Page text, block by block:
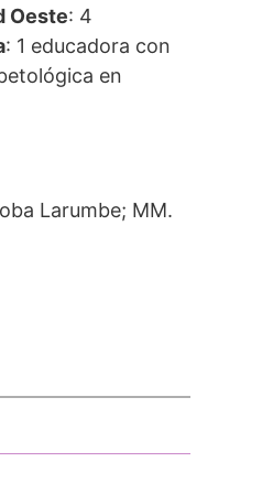
Oeste: 4
: 1 educadora con
en
Larumbe; MM.